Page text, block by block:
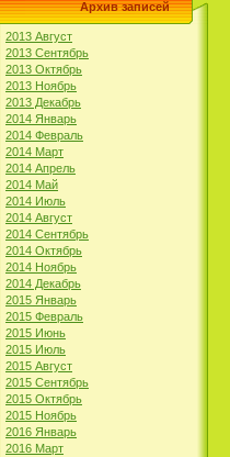
Архив записей
2013 Август
2013 Сентябрь
2013 Октябрь
2013 Ноябрь
2013 Декабрь
2014 Январь
2014 Февраль
2014 Март
2014 Апрель
2014 Май
2014 Июль
2014 Август
2014 Сентябрь
2014 Октябрь
2014 Ноябрь
2014 Декабрь
2015 Январь
2015 Февраль
2015 Июнь
2015 Июль
2015 Август
2015 Сентябрь
2015 Октябрь
2015 Ноябрь
2016 Январь
2016 Март